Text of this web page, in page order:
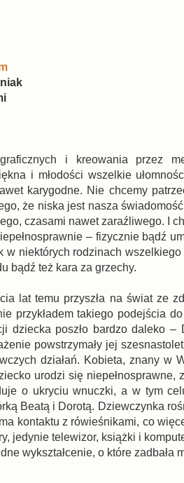
i kreowania przez
i młodości wszelkie
karygodne. Nie chcemy
że niska jest nasza
czasami nawet zaraźliwego. I
– fizycznie bądź
w niektórych rodzinach
bądź też kara za grzechy.
lat temu przyszła na świat ze
przykładem takiego podejścia
dziecka poszło bardzo daleko –
powstrzymały jej
działań. Kobieta, znany w
urodzi się niepełnosprawne,
o ukryciu wnuczki, a w tym
Beatą i Dorotą. Dziewczynka
kontaktu z rówieśnikami, co
jedynie telewizor, książki i
wykształcenie, o które zadbała